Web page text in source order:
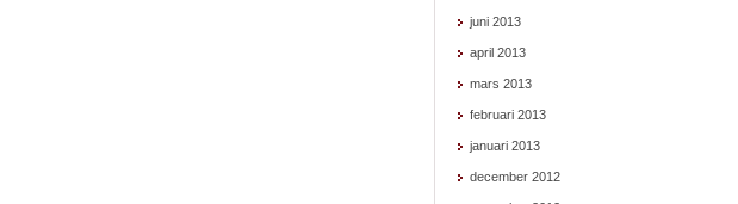
juni 2013
april 2013
mars 2013
februari 2013
januari 2013
december 2012